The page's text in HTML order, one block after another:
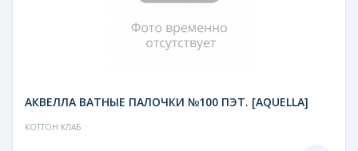
АКВЕЛЛА ВАТНЫЕ ПАЛОЧКИ №100 ПЭТ. [AQUELLA]
КОТТОН КЛАБ